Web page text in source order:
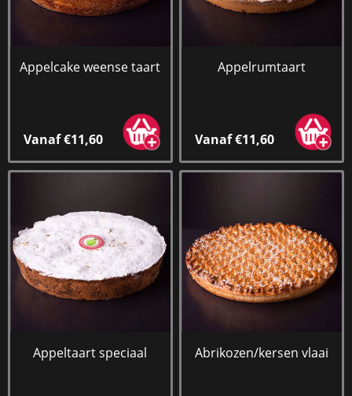
Appelcake weense taart
Vanaf €11,60
Appelrumtaart
Vanaf €11,60
Appeltaart speciaal Abrikozen/kersen vlaai